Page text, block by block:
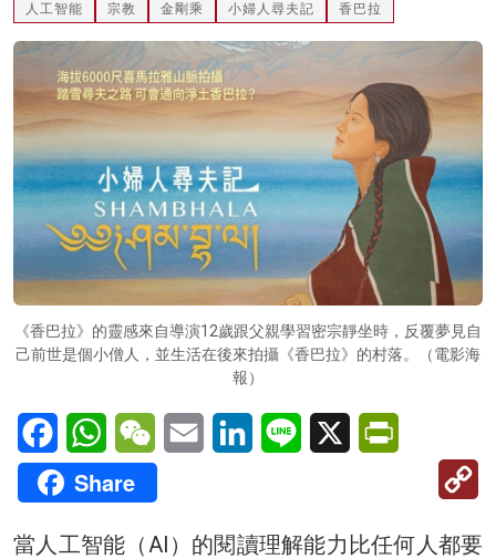
關於我們
人工智能 宗教 金剛乘 小婦人尋夫記 香巴拉
《香巴拉》的靈感來自導演12歲跟父親學習密宗靜坐時，反覆夢見自
己前世是個小僧人，並生活在後來拍攝《香巴拉》的村落。（電影海
報）
FacebookWhatsAppWeChatEmail LinkedInLine X
Share
當人工智能（AI）的閱讀理解能力比任何人都要